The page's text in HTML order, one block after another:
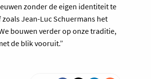
zonder de eigen identiteit te
zoals Jean-Luc Schuermans het
bouwen verder op onze traditie,
de blik vooruit.”